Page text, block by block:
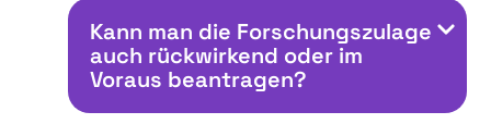
Kann man die Forschungszulage
auch rückwirkend oder im
Voraus beantragen?